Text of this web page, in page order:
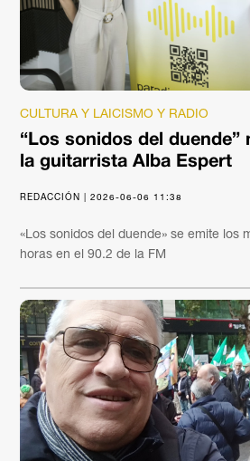
CULTURA Y LAICISMO Y RADIO
“Los sonidos del duende”
la guitarrista Alba Espert
REDACCIÓN | 2026-06-06 11:38
«Los sonidos del duende» se emite los
horas en el 90.2 de la FM